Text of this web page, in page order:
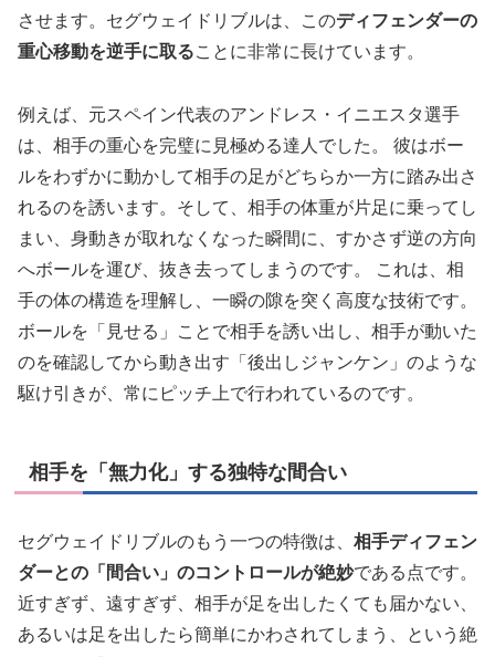
させます。セグウェイドリブルは、このディフェンダーの
重心移動を逆手に取ることに非常に長けています。
例えば、元スペイン代表のアンドレス・イニエスタ選手
は、相手の重心を完璧に見極める達人でした。 彼はボー
ルをわずかに動かして相手の足がどちらか一方に踏み出さ
れるのを誘います。そして、相手の体重が片足に乗ってし
まい、身動きが取れなくなった瞬間に、すかさず逆の方向
へボールを運び、抜き去ってしまうのです。 これは、相
手の体の構造を理解し、一瞬の隙を突く高度な技術です。
ボールを「見せる」ことで相手を誘い出し、相手が動いた
のを確認してから動き出す「後出しジャンケン」のような
駆け引きが、常にピッチ上で行われているのです。
相手を「無力化」する独特な間合い
セグウェイドリブルのもう一つの特徴は、 相手ディフェン
ダーとの「間合い」のコントロールが絶妙である点です。
近すぎず、遠すぎず、相手が足を出したくても届かない、
あるいは足を出したら簡単にかわされてしまう、という絶